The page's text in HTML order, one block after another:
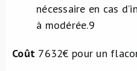
nécessaire en cas
à modérée.9
Coût 7632€ pour un